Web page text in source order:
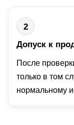
2
Допуск к
После
только в том
нормальному